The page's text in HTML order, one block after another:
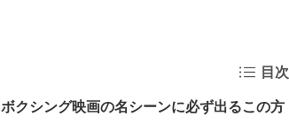
目次
ボクシング映画の名シーンに必ず出るこの方